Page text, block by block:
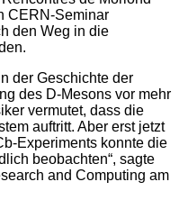
CERN-Seminar
den Weg in die
der Geschichte der
des D-Mesons vor mehr
vermutet, dass die
auftritt. Aber erst jetzt
Experiments konnte die
beobachten“, sagte
and Computing am